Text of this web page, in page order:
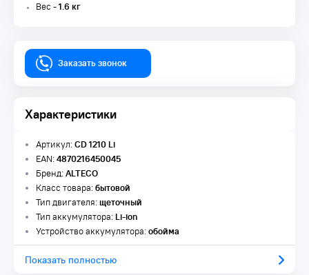
Вес -1.6 кг
Заказать звонок
Характеристики
Артикул:CD 1210 Li
EAN:4870216450045
Бренд:ALTECO
Класс товара:бытовой
Тип двигателя:щеточный
Тип аккумулятора:Li-ion
Устройство аккумулятора:обойма
Показать полностью